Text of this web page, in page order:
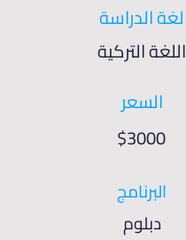
لغة الدراسة
اللغة التركية
السعر
$3000
البرنامج
دبلوم